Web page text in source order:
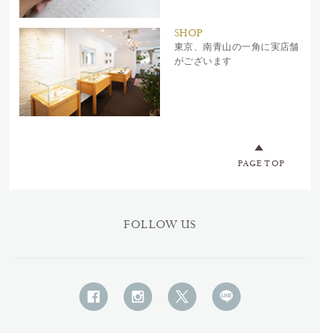
SHOP
東京、南青山の一角に実店舗
がございます
PAGE TOP
FOLLOW US